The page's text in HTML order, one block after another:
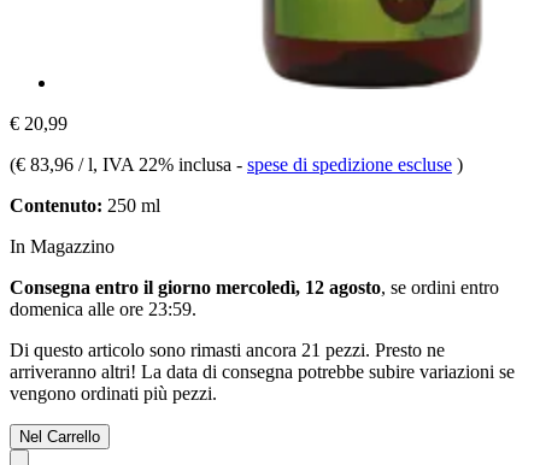
€ 20,99
(€ 83,96 / l, IVA 22% inclusa - spese di spedizione escluse )
Contenuto: 250 ml
In Magazzino
Consegna entro il giorno mercoledì, 12 agosto, se ordini entro
domenica alle ore 23:59.
Di questo articolo sono rimasti ancora 21 pezzi. Presto ne
arriveranno altri! La data di consegna potrebbe subire variazioni se
vengono ordinati più pezzi.
Nel Carrello